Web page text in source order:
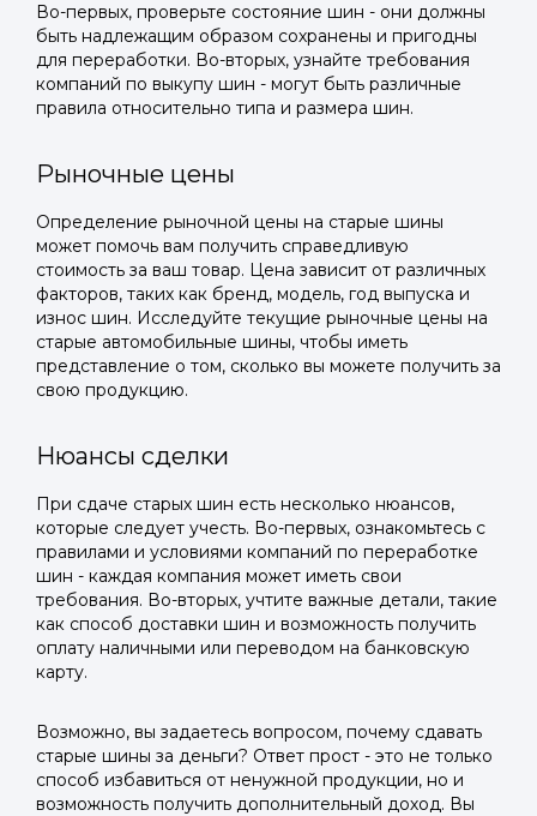
Во-первых, проверьте состояние шин - они должны
быть надлежащим образом сохранены и пригодны
для переработки. Во-вторых, узнайте требования
компаний по выкупу шин - могут быть различные
правила относительно типа и размера шин.
Рыночные цены
Определение рыночной цены на старые шины
может помочь вам получить справедливую
стоимость за ваш товар. Цена зависит от различных
факторов, таких как бренд, модель, год выпуска и
износ шин. Исследуйте текущие рыночные цены на
старые автомобильные шины, чтобы иметь
представление о том, сколько вы можете получить за
свою продукцию.
Нюансы сделки
При сдаче старых шин есть несколько нюансов,
которые следует учесть. Во-первых, ознакомьтесь с
правилами и условиями компаний по переработке
шин - каждая компания может иметь свои
требования. Во-вторых, учтите важные детали, такие
как способ доставки шин и возможность получить
оплату наличными или переводом на банковскую
карту.
Возможно, вы задаетесь вопросом, почему сдавать
старые шины за деньги? Ответ прост - это не только
способ избавиться от ненужной продукции, но и
возможность получить дополнительный доход. Вы